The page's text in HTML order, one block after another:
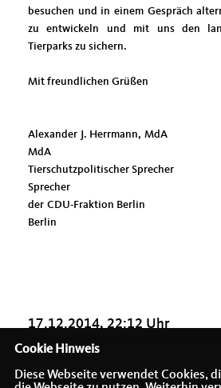
besuchen und in einem Gespräch
zu entwickeln und mit uns den
Tierparks zu sichern.
Mit freundlichen Grüßen
Alexander J. Herrmann, MdA
MdA
Tierschutzpolitischer Sprecher
Sprecher
der CDU-Fraktion Berlin
Berlin
17.12.2014, 22:12 Uhr
Cookie Hinweis
Diese Webseite verwendet Cookies,